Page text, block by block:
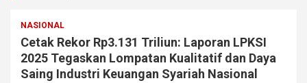
NASIONAL
Cetak Rekor Rp3.131 Triliun: Laporan LPKSI
2025 Tegaskan Lompatan Kualitatif dan Daya
Saing Industri Keuangan Syariah Nasional